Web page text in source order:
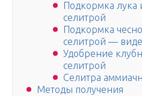
Подкормка лука
селитрой
Подкормка
селитрой —
Удобрение
селитрой
Селитра
Методы получения